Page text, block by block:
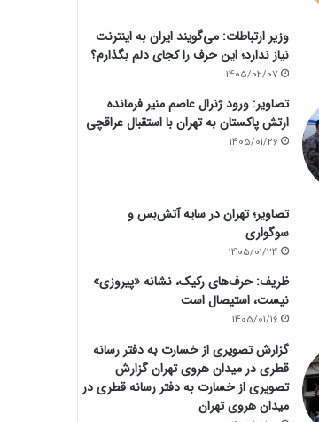
وزیر ارتباطات: می‌گویند ایران به اینترنت
نیاز ندارد؛ این حرف را کجای دلم بگذارم؟
1405/02/07
تصاویر: ورود ژنرال عاصم منیر فرمانده
ارتش پاکستان به تهران با استقبال عراقچی
1405/01/26
تصاویر؛ تهران در سایه آتش‌بس و
سوگواری
1405/01/24
ظریف: حرف‌های رکیک، نشانه «پیروزی»
نیست، استیصال است
1405/01/16
گزارش تصویری از خسارت به دفتر رسانه
قطری در میدان هروی تهران گزارش
تصویری از خسارت به دفتر رسانه قطری در
میدان هروی تهران